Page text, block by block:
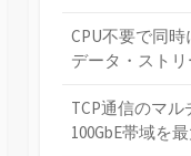
CPU不要で同時
データ・スト
TCP通信のマ
100GbE帯域を